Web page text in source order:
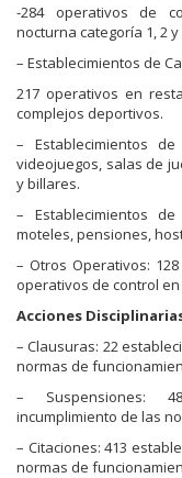
-284 operativos de
nocturna categoría 1, 2 y
– Establecimientos de
217 operativos en
complejos deportivos.
– Establecimientos
videojuegos, salas de
y billares.
– Establecimientos
moteles, pensiones,
– Otros Operativos:
operativos de control
Acciones
– Clausuras: 22
normas de
– Suspensiones:
incumplimiento de las
– Citaciones: 413
normas de